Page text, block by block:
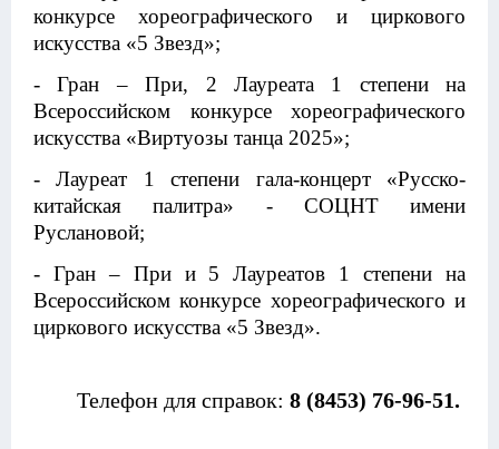
конкурсе хореографического и циркового
искусства «5 Звезд»;
- Гран – При, 2 Лауреата 1 степени на
Всероссийском конкурсе хореографического
искусства «Виртуозы танца 2025»;
- Лауреат 1 степени гала-концерт «Русско-
китайская палитра» - СОЦНТ имени
Руслановой;
- Гран – При и 5 Лауреатов 1 степени на
Всероссийском конкурсе хореографического и
циркового искусства «5 Звезд».
Телефон для справок: 8 (8453) 76-96-51.